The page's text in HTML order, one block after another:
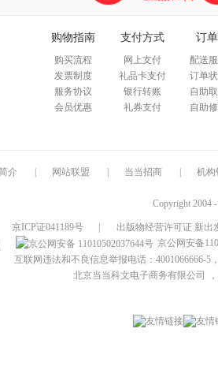
购物指南
购买流程
发票制度
服务协议
会员优惠
支付方式
网上支付
礼品卡支付
银行转账
礼券支付
订
配送
订单
自助
自助
介 网站联盟 当当招商 机构
Copyright 2004
京ICP证041189号
出版物经营许可证 新出
京公网安备
互联网违法和不良信息举报电话：4001066666-5
北京当当科文电子商务有限公司